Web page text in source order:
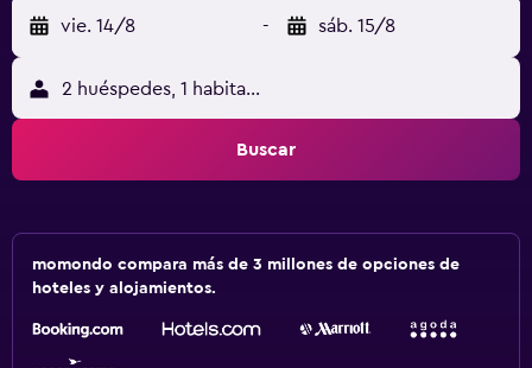
vie. 14/8 - sáb. 15/8
2 huéspedes, 1 habitación
Buscar
momondo compara más de 3 millones de opciones de
hoteles y alojamientos.